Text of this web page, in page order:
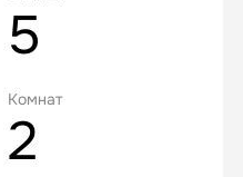
5
Комнат
2